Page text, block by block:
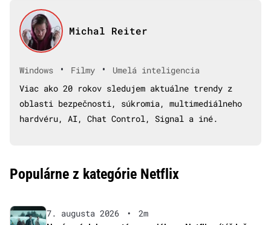
Michal Reiter
Windows • Filmy •
Umelá inteligencia
Viac ako 20 rokov sledujem aktuálne trendy z
oblasti bezpečnosti, súkromia, multimediálneho
hardvéru, AI, Chat Control, Signal a iné.
Populárne z kategórie Netflix
7. augusta 2026 •
2m